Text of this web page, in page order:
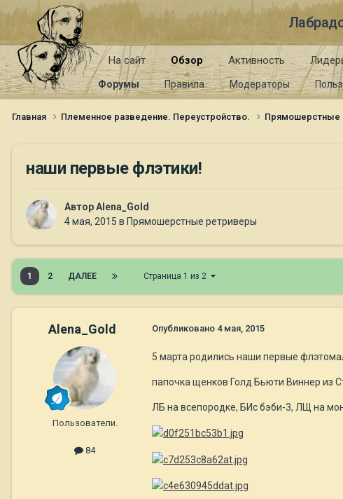
На сайт Обзор
Форумы Правила Модераторы
Активность
Главная Племенное разведение. Переустройство. Прямошерстные
наши первые флэтики!
АвторAlena_Gold
4 мая, 2015 в Прямошерстные ретриверы
1 2 ДАЛЕЕ Страница 1 из 2
Alena_Gold
Пользователи.
84
Опубликовано 4 мая, 2015
5 марта родились наши первые
папочка щенков Голд Бьюти Виннер из
ЛБ на всепородке, БИс бэби-3, ЛЩ на